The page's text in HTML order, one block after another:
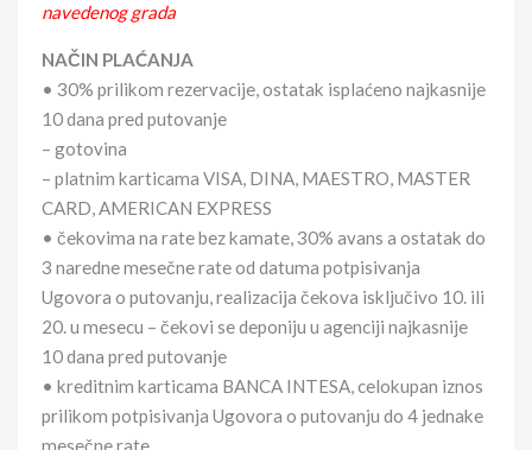
navedenog grada
NAČIN PLAĆANJA
• 30% prilikom rezervacije, ostatak isplaćeno najkasnije
10 dana pred putovanje
– gotovina
– platnim karticama VISA, DINA, MAESTRO, MASTER
CARD, AMERICAN EXPRESS
• čekovima na rate bez kamate, 30% avans a ostatak do
3 naredne mesečne rate od datuma potpisivanja
Ugovora o putovanju, realizacija čekova isključivo 10. ili
20. u mesecu – čekovi se deponiju u agenciji najkasnije
10 dana pred putovanje
• kreditnim karticama BANCA INTESA, celokupan iznos
prilikom potpisivanja Ugovora o putovanju do 4 jednake
mesečne rate